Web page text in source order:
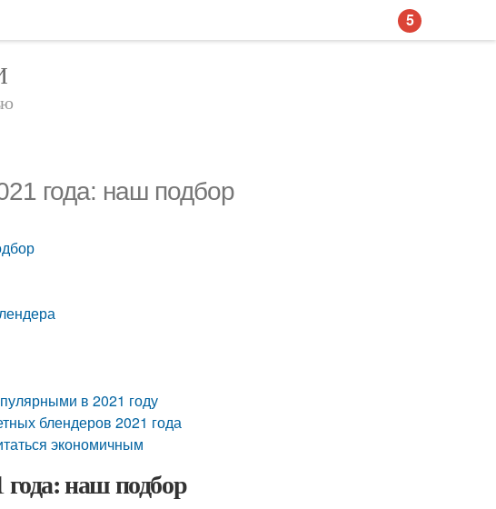
года: наш подбор
в 2021 году
блендеров 2021 года
экономичным
наш подбор
5